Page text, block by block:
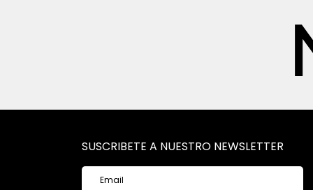
SUSCRIBETE A NUESTRO NEWSLETTER